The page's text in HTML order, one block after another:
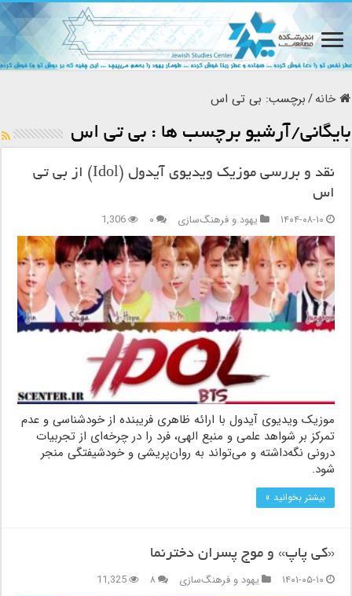
خانه/برچسب: بی تی اس
بایگانی/آرشیو برچسب ها :بی تی اس
نقد و بررسی موزیک ویدیوی آیدول (Idol) از بی تی
اس
۱۴۰۴-۰۸-۱۰
یهود و فرهنگ‌سازی ۰ 1,306
موزیک ویدیوی آیدول با ارائه ظاهری فریبنده از خودشناسی و عدم
تمرکز بر شواهد علمی و منبع الهی، فرد را در چرخه‌ای از تجربیات
درونی نگه‌داشته و می‌تواند به روان‌پریشی و خودشیفتگی منجر
شود.
بیشتر بخوانید »
«کی پاپ» و موج پسران دخترنما
۱۴۰۱-۰۵-۱۰
یهود و فرهنگ‌سازی ۸ 11,325